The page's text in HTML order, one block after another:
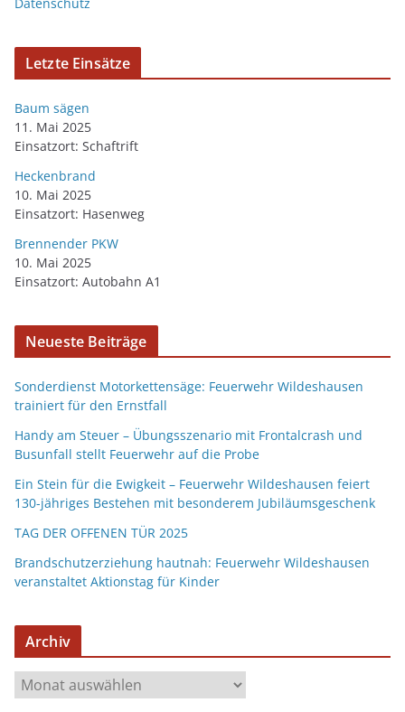
Letzte Einsätze
Baum sägen
11. Mai 2025
Einsatzort: Schaftrift
Heckenbrand
10. Mai 2025
Einsatzort: Hasenweg
Brennender PKW
10. Mai 2025
Einsatzort: Autobahn A1
Neueste Beiträge
Sonderdienst Motorkettensäge: Feuerwehr Wildeshausen
trainiert für den Ernstfall
Handy am Steuer – Übungsszenario mit Frontalcrash und
Busunfall stellt Feuerwehr auf die Probe
Ein Stein für die Ewigkeit – Feuerwehr Wildeshausen feiert
130-jähriges Bestehen mit besonderem Jubiläumsgeschenk
TAG DER OFFENEN TÜR 2025
Brandschutzerziehung hautnah: Feuerwehr Wildeshausen
veranstaltet Aktionstag für Kinder
Archiv